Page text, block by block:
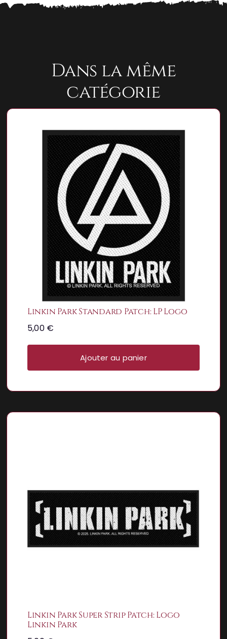
Dans la même
catégorie
Linkin Park Standard Patch: LP Logo
5,00 €
Ajouter au panier
Linkin Park Super Strip Patch: Logo
Linkin Park